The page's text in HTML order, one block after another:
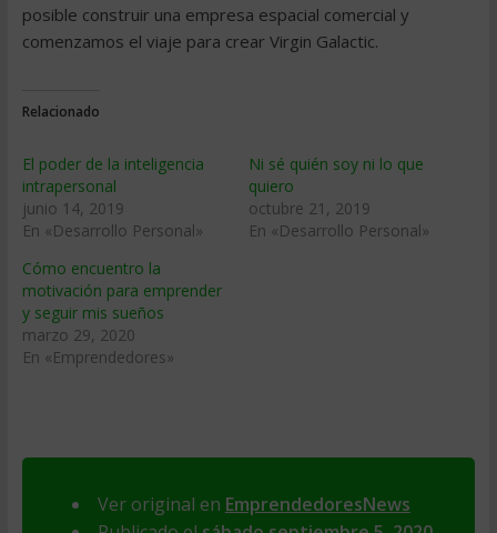
posible construir una empresa espacial comercial y
comenzamos el viaje para crear Virgin Galactic.
Relacionado
El poder de la inteligencia
intrapersonal
junio 14, 2019
En «Desarrollo Personal»
Ni sé quién soy ni lo que
quiero
octubre 21, 2019
En «Desarrollo Personal»
Cómo encuentro la
motivación para emprender
y seguir mis sueños
marzo 29, 2020
En «Emprendedores»
Ver original en EmprendedoresNews